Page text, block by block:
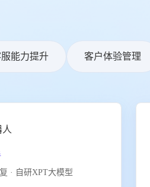
能力提升 客户体验管理
· 自研XPT大模型